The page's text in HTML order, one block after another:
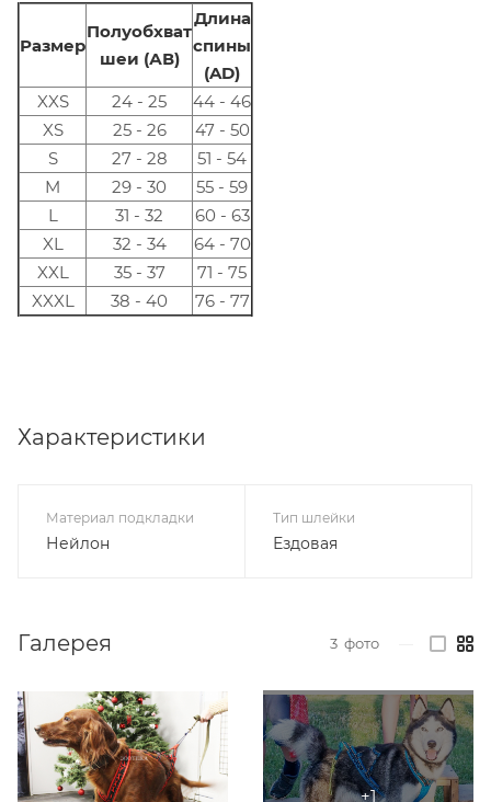
Размер
Полуобхват
шеи (АВ)
Длина
спины
(AD)
XXS
24 - 25
44 - 46
XS
25 - 26
47 - 50
S
27 - 28
51 - 54
M
29 - 30
55 - 59
L
31 - 32
60 - 63
XL
32 - 34
64 - 70
XXL
35 - 37
71 - 75
XXXL
38 - 40 76 - 77
Характеристики
Материал подкладки
Нейлон
Тип шлейки
Ездовая
Галерея 3 фото